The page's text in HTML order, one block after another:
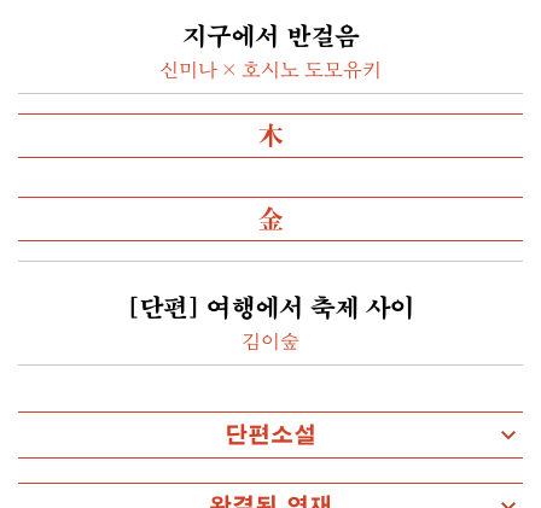
지구에서 반걸음
신미나 × 호시노 도모유키
木
金
[단편] 여행에서 축제 사이
김이숲
단편소설